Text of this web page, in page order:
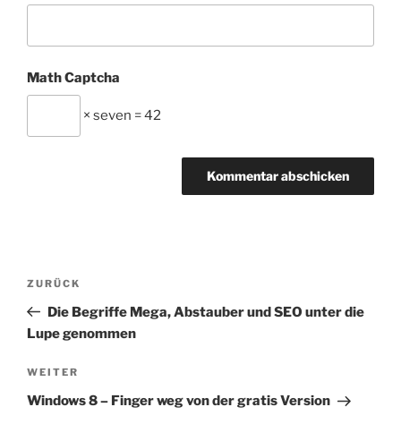
Math Captcha
× seven = 42
Beitragsnavigation
Vorheriger
Beitrag
ZURÜCK
Die Begriffe Mega, Abstauber und SEO unter die
Lupe genommen
Nächster
Beitrag
WEITER
Windows 8 – Finger weg von der gratis Version